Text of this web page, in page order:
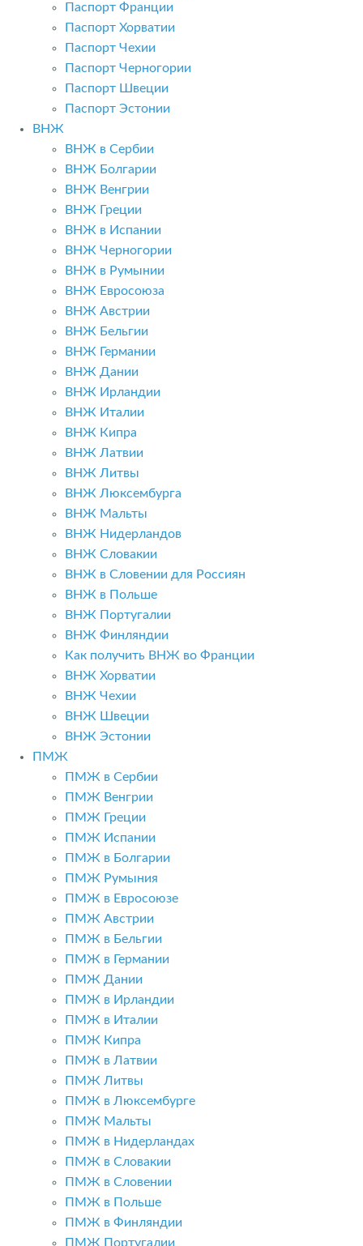
Паспорт Франции
Паспорт Хорватии
Паспорт Чехии
Паспорт Черногории
Паспорт Швеции
Паспорт Эстонии
ВНЖ
ВНЖ в Сербии
ВНЖ Болгарии
ВНЖ Венгрии
ВНЖ Греции
ВНЖ в Испании
ВНЖ Черногории
ВНЖ в Румынии
ВНЖ Евросоюза
ВНЖ Австрии
ВНЖ Бельгии
ВНЖ Германии
ВНЖ Дании
ВНЖ Ирландии
ВНЖ Италии
ВНЖ Кипра
ВНЖ Латвии
ВНЖ Литвы
ВНЖ Люксембурга
ВНЖ Мальты
ВНЖ Нидерландов
ВНЖ Словакии
ВНЖ в Словении для Россиян
ВНЖ в Польше
ВНЖ Португалии
ВНЖ Финляндии
Как получить ВНЖ во Франции
ВНЖ Хорватии
ВНЖ Чехии
ВНЖ Швеции
ВНЖ Эстонии
ПМЖ
ПМЖ в Сербии
ПМЖ Венгрии
ПМЖ Греции
ПМЖ Испании
ПМЖ в Болгарии
ПМЖ Румыния
ПМЖ в Евросоюзе
ПМЖ Австрии
ПМЖ в Бельгии
ПМЖ в Германии
ПМЖ Дании
ПМЖ в Ирландии
ПМЖ в Италии
ПМЖ Кипра
ПМЖ в Латвии
ПМЖ Литвы
ПМЖ в Люксембурге
ПМЖ Мальты
ПМЖ в Нидерландах
ПМЖ в Словакии
ПМЖ в Словении
ПМЖ в Польше
ПМЖ в Финляндии
ПМЖ Португалии